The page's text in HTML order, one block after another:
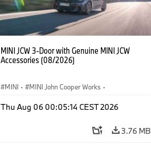
MINI JCW 3-Door with Genuine MINI JCW
Accessories (08/2026)
MINI · MINI John Cooper Works ·
Optional Extras, Accessories
Thu Aug 06 00:05:14 CEST 2026
3.76 MB